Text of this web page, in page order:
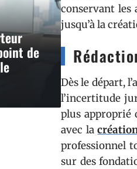
de
conservant les
jusqu’à la
Dès le départ,
l’incertitude
plus approprié
avec la
professionnel
sur des